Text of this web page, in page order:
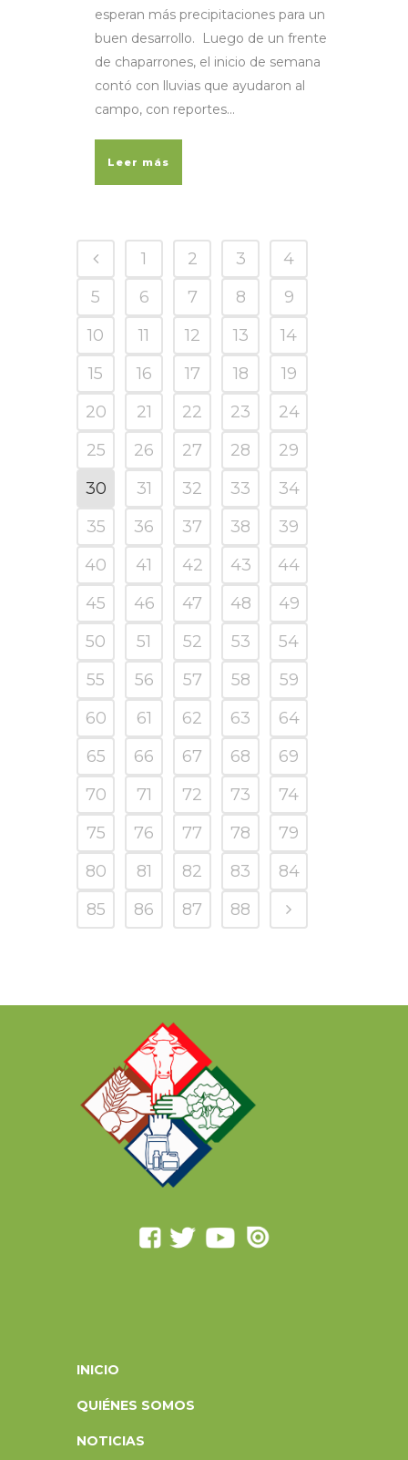
esperan más precipitaciones para un
buen desarrollo. Luego de un frente
de chaparrones, el inicio de semana
contó con lluvias que ayudaron al
campo, con reportes...
Leer más
1 2 3
4
5
6 7 8
9
10
11 12 13
14
15
16 17 18
19
20
21 22 23
24
25
26 27 28
29
30
31 32 33
34
35
36 37 38
39
40
41 42 43
44
45
46 47 48
49
50
51 52 53
54
55
56 57 58
59
60
61 62 63
64
65
66 67 68
69
70
71 72 73
74
75
76 77 78
79
80
81 82 83
84
85
86 87 88
INICIO
QUIÉNES SOMOS
NOTICIAS